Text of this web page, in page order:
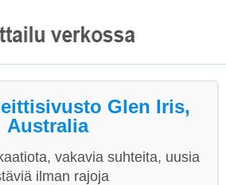
Glen Iris,
Australia
vakavia suhteita, uusia
ilman rajoja